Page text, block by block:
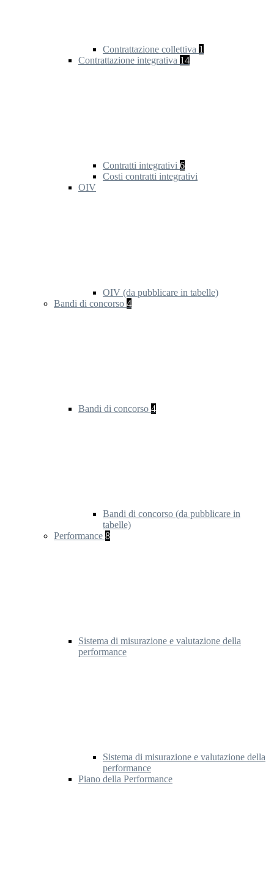
Contrattazione collettiva 1
Contrattazione integrativa 14
Contratti integrativi 6
Costi contratti integrativi
OIV
OIV (da pubblicare in tabelle)
Bandi di concorso 4
Bandi di concorso 4
Bandi di concorso (da pubblicare in
tabelle)
Performance 8
Sistema di misurazione e valutazione della
performance
Sistema di misurazione e valutazione della
performance
Piano della Performance